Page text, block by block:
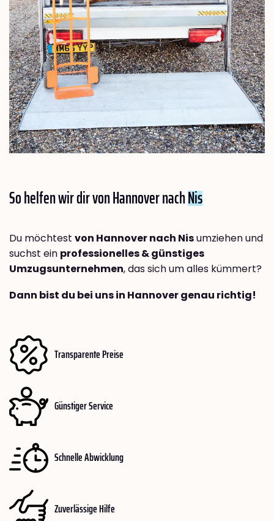
So helfen wir dir von Hannover nachNis
Du möchtest von Hannover nach Nisumziehen und
suchst ein professionelles & günstiges
Umzugsunternehmen, das sich um alles kümmert?
Dann bist du bei uns in Hannover genau richtig!
Transparente Preise
Günstiger Service
Schnelle Abwicklung
Zuverlässige Hilfe